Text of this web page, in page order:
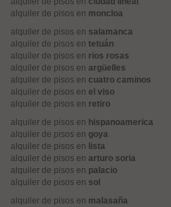
alquiler de pisos en moncloa
alquiler de pisos en salamanca
alquiler de pisos en tetuán
alquiler de pisos en rios rosas
alquiler de pisos en argüelles
alquiler de pisos en cuatro caminos
alquiler de pisos en el viso
alquiler de pisos en retiro
alquiler de pisos en hispanoamerica
alquiler de pisos en goya
alquiler de pisos en lista
alquiler de pisos en arturo soria
alquiler de pisos en palacio
alquiler de pisos en sol
alquiler de pisos en malasaña